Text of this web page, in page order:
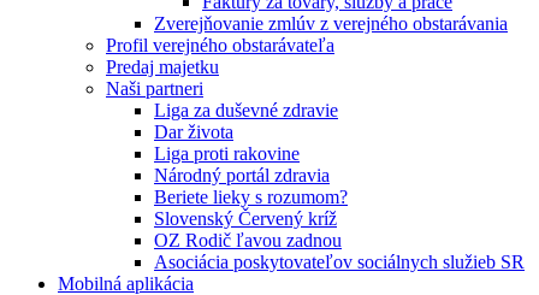
Zverejňovanie zmlúv z verejného obstarávania
Profil verejného obstarávateľa
Predaj majetku
Naši partneri
Liga za duševné zdravie
Dar života
Liga proti rakovine
Národný portál zdravia
Beriete lieky s rozumom?
Slovenský Červený kríž
OZ Rodič ľavou zadnou
Asociácia poskytovateľov sociálnych služieb SR
Mobilná aplikácia